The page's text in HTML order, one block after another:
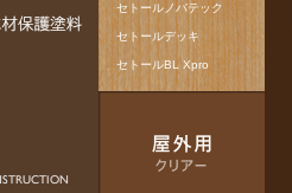
セトールノバテック
セトールデッキ
セトールBL Xpro